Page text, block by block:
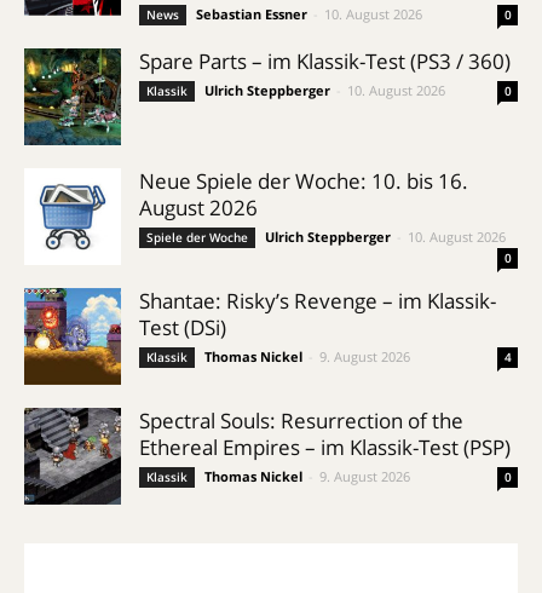
News Sebastian Essner 10. August 2026 0
Spare Parts – im Klassik-Test (PS3 / 360)
Klassik Ulrich Steppberger 10. August 2026 0
Neue Spiele der Woche: 10. bis 16.
August 2026
Spiele der Woche Ulrich Steppberger 10. August 2026
0
Shantae: Risky’s Revenge – im Klassik-
Test (DSi)
Klassik Thomas Nickel 9. August 2026 4
Spectral Souls: Resurrection of the
Ethereal Empires – im Klassik-Test (PSP)
Klassik Thomas Nickel 9. August 2026 0